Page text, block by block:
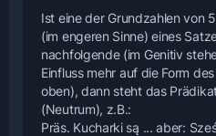
Ist eine der Grundzahlen von
(im engeren Sinne) eines
nachfolgende (im Genitiv
Einfluss mehr auf die Form
oben), dann steht das
(Neutrum), z.B.:
Präs. Kucharki są ... aber: